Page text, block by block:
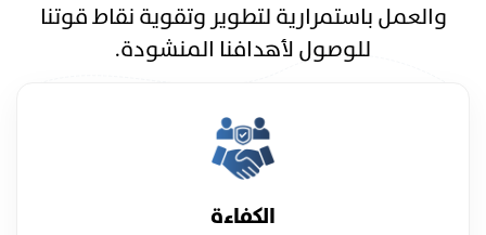
والعمل باستمرارية لتطوير وتقوية نقاط قوتنا
للوصول لأهدافنا المنشودة.
الكفاءة